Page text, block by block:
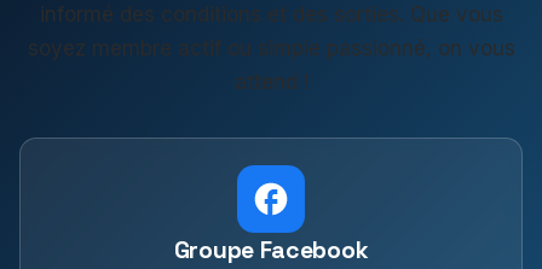
informé des conditions et des sorties. Que vous
soyez membre actif ou simple passionné, on vous
attend !
Groupe Facebook